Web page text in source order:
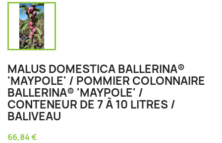
MALUS DOMESTICA BALLERINA®
'MAYPOLE' / POMMIER COLONNAIRE
BALLERINA® 'MAYPOLE' /
CONTENEUR DE 7 À 10 LITRES /
BALIVEAU
66,84 €